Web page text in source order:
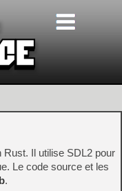
Il utilise SDL2 pour
Le code source et les
.